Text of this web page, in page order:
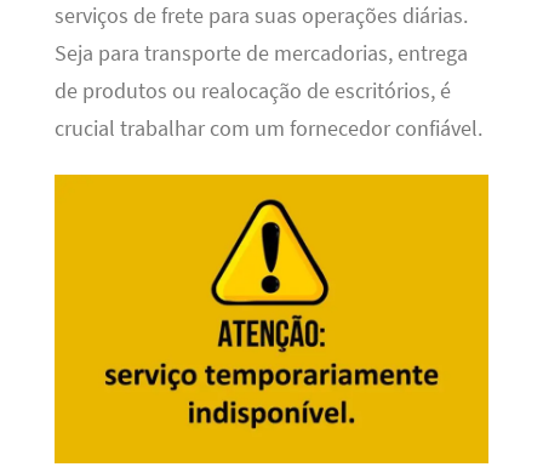
serviços de frete para suas operações diárias.
Seja para transporte de mercadorias, entrega
de produtos ou realocação de escritórios, é
crucial trabalhar com um fornecedor confiável.